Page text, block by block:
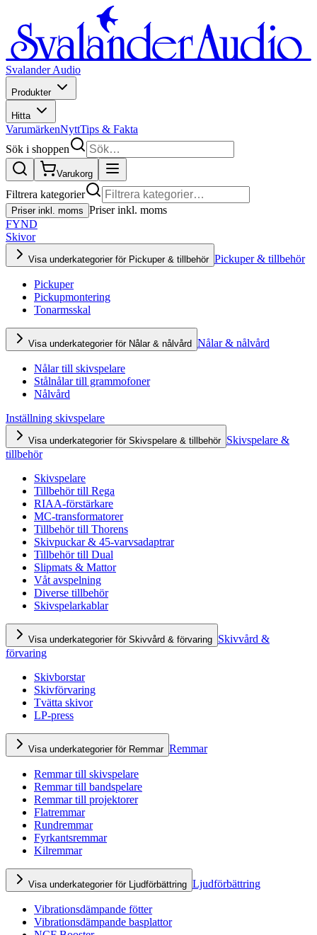
Svalander Audio
Produkter
Hitta
VarumärkenNyttTips & Fakta
Sök i shoppen
Varukorg
Filtrera kategorier
Priser inkl. moms Priser inkl. moms
FYND
Skivor
Visa underkategorier för Pickuper & tillbehör Pickuper & tillbehör
Pickuper
Pickupmontering
Tonarmsskal
Visa underkategorier för Nålar & nålvård Nålar & nålvård
Nålar till skivspelare
Stålnålar till grammofoner
Nålvård
Inställning skivspelare
Visa underkategorier för Skivspelare & tillbehör Skivspelare &
tillbehör
Skivspelare
Tillbehör till Rega
RIAA-förstärkare
MC-transformatorer
Tillbehör till Thorens
Skivpuckar & 45-varvsadaptrar
Tillbehör till Dual
Slipmats & Mattor
Våt avspelning
Diverse tillbehör
Skivspelarkablar
Visa underkategorier för Skivvård & förvaring Skivvård &
förvaring
Skivborstar
Skivförvaring
Tvätta skivor
LP-press
Visa underkategorier för Remmar Remmar
Remmar till skivspelare
Remmar till bandspelare
Remmar till projektorer
Flatremmar
Rundremmar
Fyrkantsremmar
Kilremmar
Visa underkategorier för Ljudförbättring Ljudförbättring
Vibrationsdämpande fötter
Vibrationsdämpande basplattor